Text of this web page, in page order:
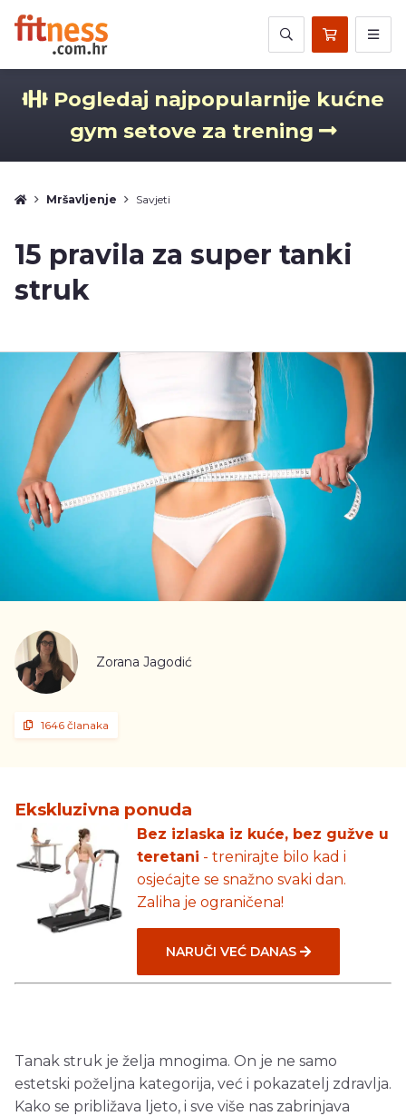
Pogledaj najpopularnije kućne
gym setove za trening
Mršavljenje Savjeti
15 pravila za super tanki
struk
Zorana Jagodić
1646 članaka
Ekskluzivna ponuda
Bez izlaska iz kuće, bez gužve u
teretani - trenirajte bilo kad i
osjećajte se snažno svaki dan.
Zaliha je ograničena!
NARUČI VEĆ DANAS
Tanak struk je želja mnogima. On je ne samo
estetski poželjna kategorija, već i pokazatelj zdravlja.
Kako se približava ljeto, i sve više nas zabrinjava